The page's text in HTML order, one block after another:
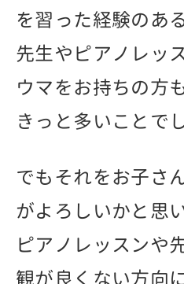
を習った経験のあ
先生やピアノレッ
ウマをお持ちの方
きっと多いことで
でもそれをお子さ
がよろしいかと思
ピアノレッスンや
観が良くない方向